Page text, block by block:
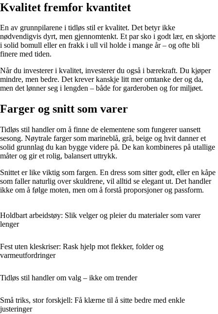
Kvalitet fremfor kvantitet
En av grunnpilarene i tidløs stil er kvalitet. Det betyr ikke
nødvendigvis dyrt, men gjennomtenkt. Et par sko i godt lær, en skjorte
i solid bomull eller en frakk i ull vil holde i mange år – og ofte bli
finere med tiden.
Når du investerer i kvalitet, investerer du også i bærekraft. Du kjøper
mindre, men bedre. Det krever kanskje litt mer omtanke der og da,
men det lønner seg i lengden – både for garderoben og for miljøet.
Farger og snitt som varer
Tidløs stil handler om å finne de elementene som fungerer uansett
sesong. Nøytrale farger som marineblå, grå, beige og hvit danner et
solid grunnlag du kan bygge videre på. De kan kombineres på utallige
måter og gir et rolig, balansert uttrykk.
Snittet er like viktig som fargen. En dress som sitter godt, eller en kåpe
som faller naturlig over skuldrene, vil alltid se elegant ut. Det handler
ikke om å følge moten, men om å forstå proporsjoner og passform.
Holdbart arbeidstøy: Slik velger og pleier du materialer som varer
lenger
Fest uten kleskriser: Rask hjelp mot flekker, folder og
varmeutfordringer
Tidløs stil handler om valg – ikke om trender
Små triks, stor forskjell: Få klærne til å sitte bedre med enkle
justeringer